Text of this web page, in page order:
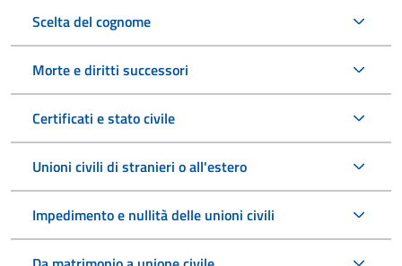
Scelta del cognome
Morte e diritti successori
Certificati e stato civile
Unioni civili di stranieri o all'estero
Impedimento e nullità delle unioni civili